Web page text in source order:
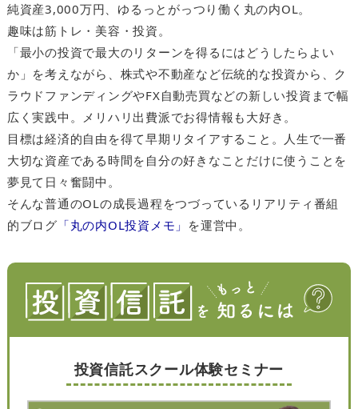
純資産3,000万円、ゆるっとがっつり働く丸の内OL。
趣味は筋トレ・美容・投資。
「最小の投資で最大のリターンを得るにはどうしたらよい
か」を考えながら、株式や不動産など伝統的な投資から、ク
ラウドファンディングやFX自動売買などの新しい投資まで幅
広く実践中。メリハリ出費派でお得情報も大好き。
目標は経済的自由を得て早期リタイアすること。人生で一番
大切な資産である時間を自分の好きなことだけに使うことを
夢見て日々奮闘中。
そんな普通のOLの成長過程をつづっているリアリティ番組
的ブログ 「丸の内OL投資メモ」 を運営中。
投資信託スクール体験セミナー